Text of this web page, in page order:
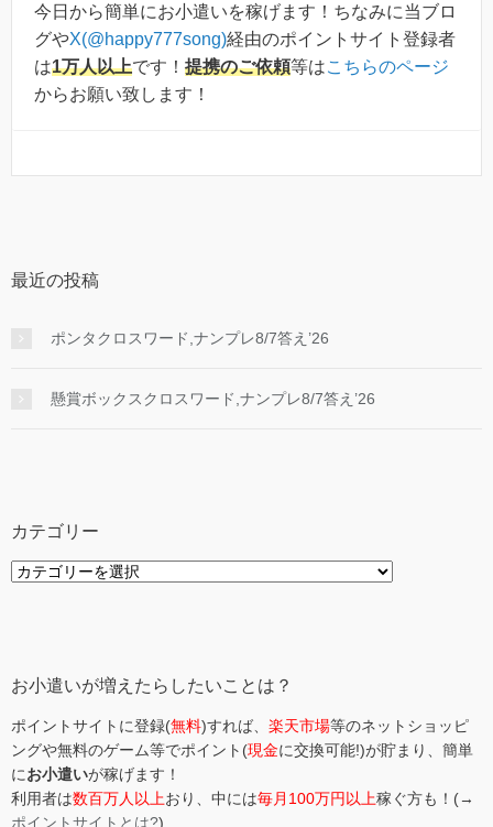
今日から簡単にお小遣いを稼げます！ちなみに当ブロ
グやX(@happy777song)経由のポイントサイト登録者
は1万人以上です！ 提携のご依頼等はこちらのページ
からお願い致します！
最近の投稿
ポンタクロスワード,ナンプレ8/7答え’26
懸賞ボックスクロスワード,ナンプレ8/7答え’26
カテゴリー
カ
お小遣いが増えたらしたいことは？
ポイントサイトに登録(無料)すれば、 楽天市場等のネットショッピ
ングや無料のゲーム等でポイント(現金に交換可能!)が貯まり、簡単
にお小遣いが稼げます！
利用者は数百万人以上おり、中には毎月100万円以上稼ぐ方も！(→
ポイントサイトとは?)